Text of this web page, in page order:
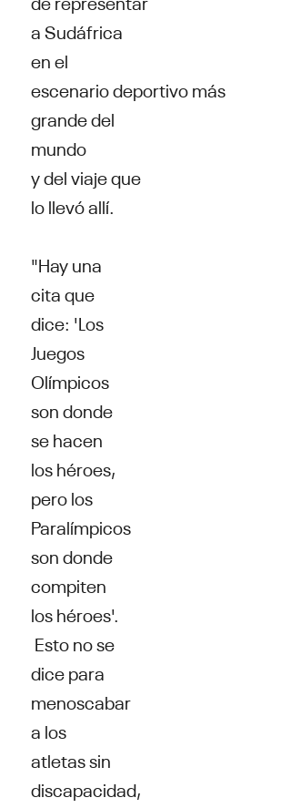
a Sudáfrica
en el
escenario deportivo más
grande del
mundo
y del viaje que
lo llevó allí.
"Hay una
cita que
dice: 'Los
Juegos
Olímpicos
son donde
se hacen
los héroes,
pero los
Paralímpicos
son donde
compiten
los héroes'.
Esto no se
dice para
menoscabar
a los
atletas sin
discapacidad,